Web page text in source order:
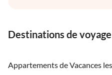
Destinations de
Appartements de Vacances